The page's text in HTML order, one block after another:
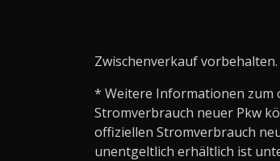
Zwischenverkauf vorbehalten.
* Weitere Informationen zum
Stromverbrauch neuer Pkw
offiziellen Stromverbrauch
unentgeltlich erhältlich ist